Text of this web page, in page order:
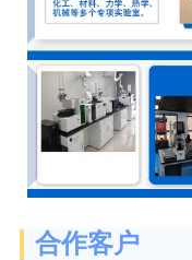
合作客户